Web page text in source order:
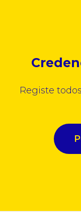
Registe